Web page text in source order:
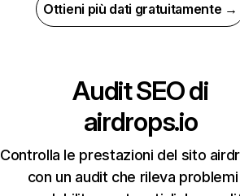
Ottieni più dati gratuitamente →
Audit SEO di
airdrops.io
Controlla le prestazioni del sito
con un audit che rileva